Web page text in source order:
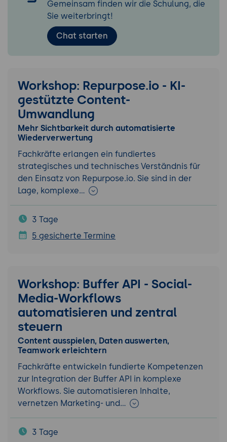
Gemeinsam finden wir die Schulung, die
Sie weiterbringt!
Chat starten
Workshop: Repurpose.io - KI-
gestützte Content-
Umwandlung
Mehr Sichtbarkeit durch automatisierte
Wiederverwertung
Fachkräfte erlangen ein fundiertes
strategisches und technisches Verständnis für
den Einsatz von Repurpose.io. Sie sind in der
Lage, komplexe…
3 Tage
5 gesicherte Termine
Workshop: Buffer API - Social-
Media-Workflows
automatisieren und zentral
steuern
Content ausspielen, Daten auswerten,
Teamwork erleichtern
Fachkräfte entwickeln fundierte Kompetenzen
zur Integration der Buffer API in komplexe
Workflows. Sie automatisieren Inhalte,
vernetzen Marketing- und…
3 Tage